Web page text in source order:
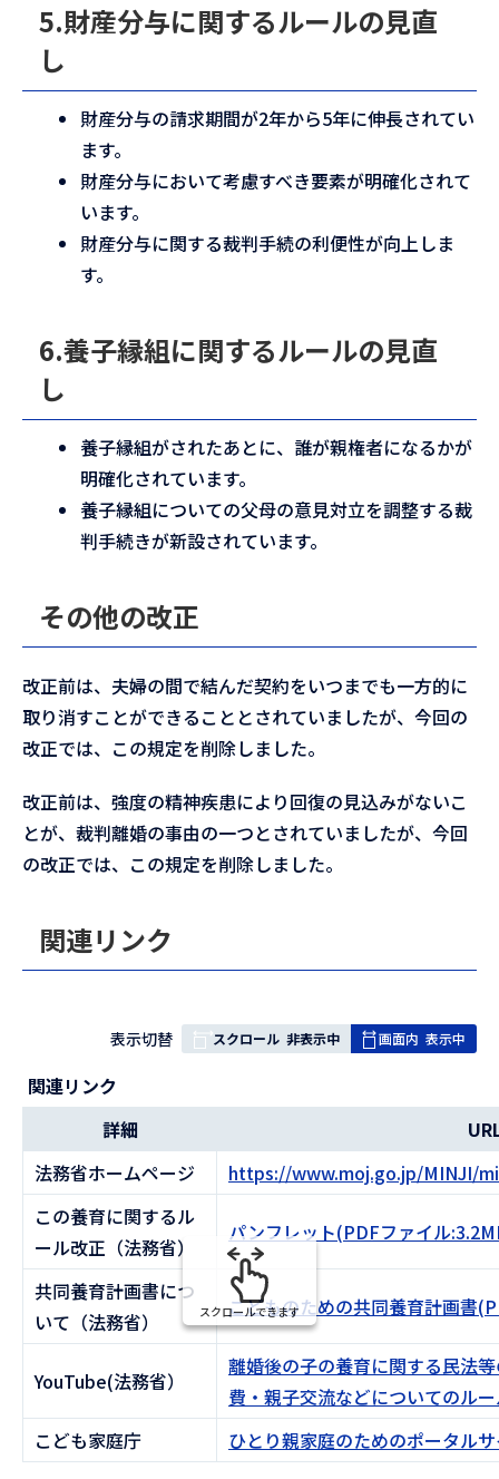
5.財産分与に関するルールの見直
し
財産分与の請求期間が2年から5年に伸長されてい
ます。
財産分与において考慮すべき要素が明確化されて
います。
財産分与に関する裁判手続の利便性が向上しま
す。
6.養子縁組に関するルールの見直
し
養子縁組がされたあとに、誰が親権者になるかが
明確化されています。
養子縁組についての父母の意見対立を調整する裁
判手続きが新設されています。
その他の改正
改正前は、夫婦の間で結んだ契約をいつまでも一方的に
取り消すことができることとされていましたが、今回の
改正では、この規定を削除しました。
改正前は、強度の精神疾患により回復の見込みがないこ
とが、裁判離婚の事由の一つとされていましたが、今回
の改正では、この規定を削除しました。
関連リンク
表
み
の
表示切替 スクロール 非表示中 画面内 表示中
関連リンク
詳細
法務省ホームページ
https://www.moj.go.jp/MINJI/
この養育に関するル
ール改正（法務省）
パンフレット(PDFファイル
共同養育計画書につ
いて（法務省）
こどものための共同養育計画書
YouTube(法務省）
離婚後の子の養育に関する民法
費・親子交流などについてのル
こども家庭庁
ひとり親家庭のためのポータル
スクロールできます